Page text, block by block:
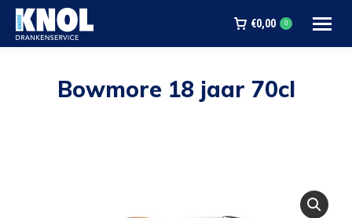
€0,00 0
Bowmore 18 jaar 70cl